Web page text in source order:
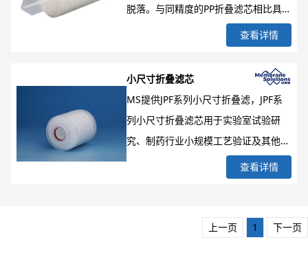
板湿制程用系列、AfsPure系列、
UltiPure小胖全氟系列、半导体Wet湿
KynarPure-D、KynarPure-G共计3个
系列的PVDF滤芯产品，孔径范围
力、低萃取性、无热原性、符合制药标
准等特点，在医药、食品、生物、饮
料、石油化工、高纯水制备等行业方面
具有广泛的应用。
脱落。与同精度的PP折叠滤芯相比具有
更高的通量和纳污量。在高负荷或粘稠
滤料过滤中具有理想的使用寿命，极大
的降低了过滤成本。GF折叠滤芯具有
查看详情
小尺寸折叠滤芯
MS提供JPF系列小尺寸折叠滤，JPF系
列小尺寸折叠滤芯用于实验室试验研
究、制药行业小规模工艺验证及其他消
毒过滤、粒子控制、预过滤等。可提供
不同材质、过滤精度微孔滤膜及不同安
查看详情
上一页 1 下一页